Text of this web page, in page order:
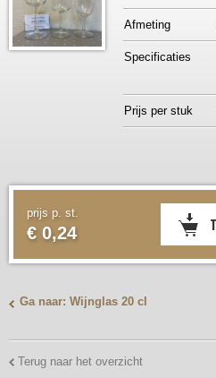
Afmeting
Specificaties
Prijs per stuk
prijs p. st.
€ 0,24
Ga naar: Wijnglas 20 cl
Terug naar het overzicht